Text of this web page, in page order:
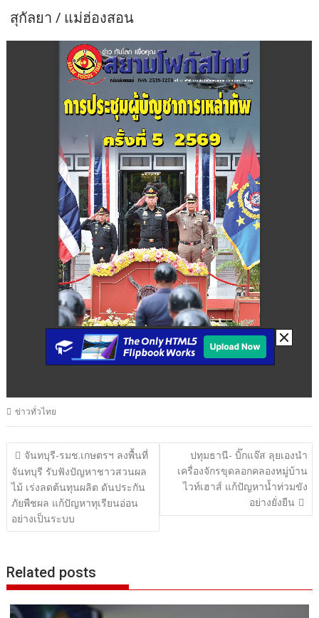
​ สุกัลยา / แม่ฮ่องสอน
ข่าวทั่วไทย
แนะแนว
เรื่อง
จันทบุรี-รมช.เกษตรฯ ลงพื้นที่
จันทบุรี รับฟังปัญหาชาวสวนผล
ไม้ เร่งลดต้นทุนผลิต ดันประกัน
ภัยพืชผล แก้ปัญหาทุเรียนอ่อน
อย่างเป็นระบบ
ปทุมธานี- บิ๊กแจ๊ส ลุยเองนำ
เครื่องจักรขุดลอกคลองหมู่บ้าน
ไวท์เฮาส์ แก้ปัญหาน้ำท่วมขัง
อย่างยั่งยืน
Related posts